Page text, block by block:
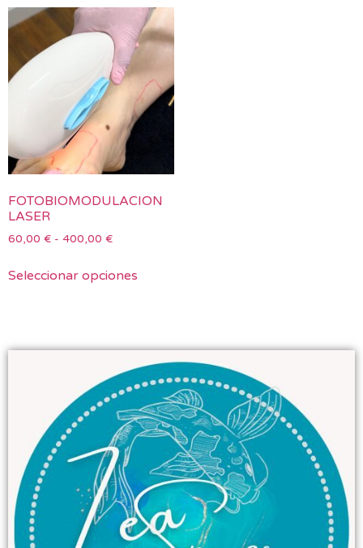
FOTOBIOMODULACION
LASER
60,00 € - 400,00 €
Seleccionar opciones